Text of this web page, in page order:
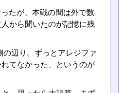
たが、本戦の間は外で数
から聞いたのが記憶に残
の辺り。ずっとアレジファ
てなかった、というのが